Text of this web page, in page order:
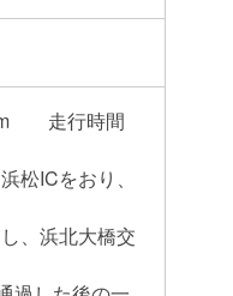
走行時間
松ICをおり、
、浜北大橋交